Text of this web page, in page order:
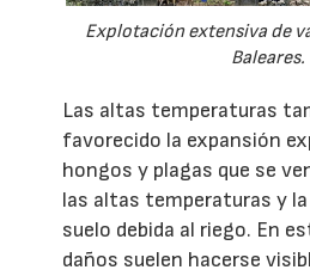
Explotación extensiva de
Baleares.
Las altas temperaturas
favorecido la expansión
hongos y plagas que se
las altas temperaturas y la
suelo debida al riego. En
daños suelen hacerse